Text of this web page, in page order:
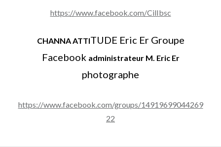
https://www.facebook.com/CilIbsc
CHANNA ATTITUDE Eric Er Groupe
Facebook administrateur M. Eric Er
photographe
https://www.facebook.com/groups/14919699044269
22